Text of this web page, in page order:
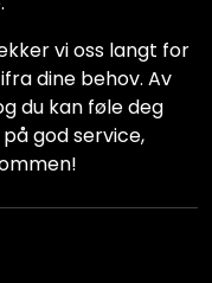
vi oss langt for
dine behov. Av
du kan føle deg
god service,